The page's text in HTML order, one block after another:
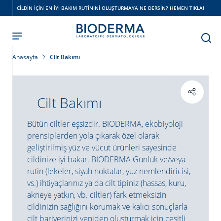
CILDIN IÇIN EN IYI BAKIM RUTININI OLUŞTURMAYA NE DERSIN? HEMEN TIKLA!
Anasayfa Cilt Bakımı
Cilt Bakımı
Bütün ciltler eşsizdir. BIODERMA, ekobiyoloji
prensiplerden yola çıkarak özel olarak
geliştirilmiş yüz ve vücut ürünleri sayesinde
cildinize iyi bakar. BIODERMA Günlük ve/veya
rutin (lekeler, siyah noktalar, yüz nemlendiricisi,
vs.) ihtiyaçlarınız ya da cilt tipiniz (hassas, kuru,
akneye yatkın, vb. ciltler) fark etmeksizin
cildinizin sağlığını korumak ve kalıcı sonuçlarla
cilt bariyerinizi yeniden oluşturmak için çeşitli